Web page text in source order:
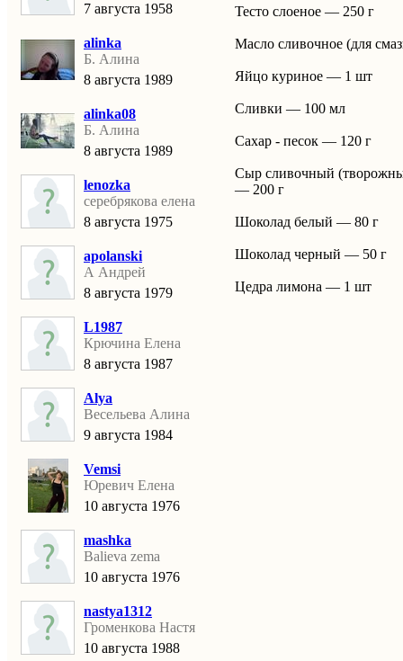
7 августа 1958
alinka
Б. Алина
8 августа 1989
alinka08
Б. Алина
8 августа 1989
lenozka
серебрякова елена
8 августа 1975
apolanski
А Андрей
8 августа 1979
L1987
Крючина Елена
8 августа 1987
Alya
Весельева Алина
9 августа 1984
Vemsi
Юревич Елена
10 августа 1976
mashka
Balieva zema
10 августа 1976
nastya1312
Громенкова Настя
10 августа 1988
Тесто слоеное — 250 г
Маслo сливочное (для
Яйцо куриное — 1 шт
Сливки — 100 мл
Сахар - песок — 120 г
Сыр сливочный
— 200 г
Шоколад белый — 80 г
Шоколад черный — 50 г
Цедра лимона — 1 шт